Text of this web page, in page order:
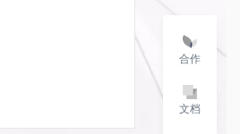
合作
文档